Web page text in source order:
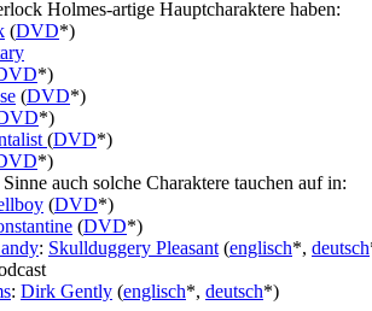
Holmes-artige Hauptcharaktere haben:
(DVD*)
*)
(DVD*)
*)
(DVD*)
*)
auch solche Charaktere tauchen auf in:
(DVD*)
(DVD*)
: Skullduggery Pleasant (englisch*, deutsch
: Dirk Gently (englisch*, deutsch*)